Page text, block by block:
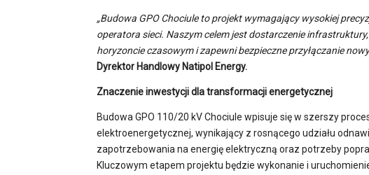
„Budowa GPO Chociule to projekt wymagający wysokiej
operatora sieci. Naszym celem jest dostarczenie
horyzoncie czasowym i zapewni bezpieczne przyłączanie
Dyrektor Handlowy Natipol Energy.
Znaczenie inwestycji dla transformacji energetycznej
Budowa GPO 110/20 kV Chociule wpisuje się w szerszy
elektroenergetycznej, wynikający z rosnącego udziału
zapotrzebowania na energię elektryczną oraz potrzeby
Kluczowym etapem projektu będzie wykonanie i